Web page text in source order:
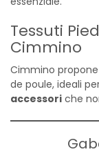
Tessuti
Cimmino
Cimmino
de poule, ideali
accessori che